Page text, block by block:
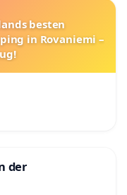
besten
in Rovaniemi –
der